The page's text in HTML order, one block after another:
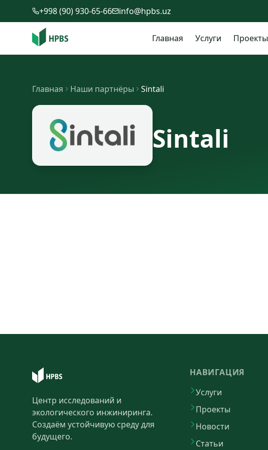
Перейти к содержимому
+998 (90) 930-65-66 info@hpbs.uz
Главная Услуги Проекты
Главная Наши партнёры Sintali
Sintali
Центр исследований и
экологического инжиниринга.
Создаём устойчивую среду для
будущего.
НАВИГАЦИЯ
Услуги
Проекты
Новости
Статьи